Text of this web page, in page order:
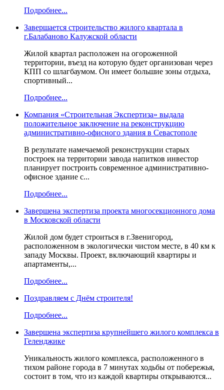
Подробнее...
Завершается строительство жилого квартала в
г.Балабаново Калужской области
Жилой квартал расположен на огороженной
территории, въезд на которую будет организован через
КПП со шлагбаумом. Он имеет большие зоны отдыха,
спортивный...
Подробнее...
Компания «Строительная Экспертиза» выдала
положительное заключение на реконструкцию
административно-офисного здания в Севастополе
В результате намечаемой реконструкции старых
построек на территории завода напитков инвестор
планирует построить современное административно-
офисное здание с...
Подробнее...
Завершена экспертиза проекта многосекционного дома
в Московской области
Жилой дом будет строиться в г.Звенигород,
расположенном в экологически чистом месте, в 40 км к
западу Москвы. Проект, включающий квартиры и
апартаменты,...
Подробнее...
Поздравляем с Днём строителя!
Подробнее...
Завершена экспертиза крупнейшего жилого комплекса в
Геленджике
Уникальность жилого комплекса, расположенного в
тихом районе города в 7 минутах ходьбы от побережья,
состоит в том, что из каждой квартиры открываются...